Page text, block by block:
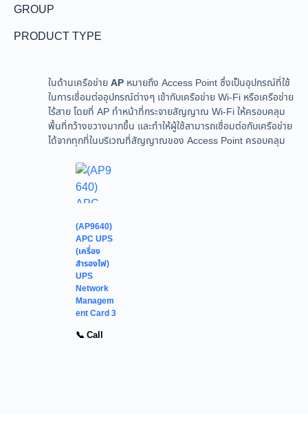
GROUP
PRODUCT TYPE
ในด้านเครือข่ายAP หมายถึง Access Point ซึ่งเป็นอุปกรณ์ที่ใช้
ในการเชื่อมต่ออุปกรณ์ต่างๆ เข้ากับเครือข่าย Wi-Fi หรือเครือข่าย
ไร้สาย โดยที่ AP ทำหน้าที่กระจายสัญญาณ Wi-Fi ให้ครอบคลุม
พื้นที่กว้างขวางมากขึ้น และทำให้ผู้ใช้สามารถเชื่อมต่อกับเครือข่าย
ได้จากทุกที่ในบริเวณที่สัญญาณของ Access Point ครอบคลุม
(AP9640)
APC UPS
(เครื่อง
สำรองไฟ)
UPS
Network
Managem
ent Card 3
📞 Call